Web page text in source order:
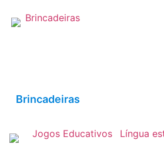
Brincadeiras